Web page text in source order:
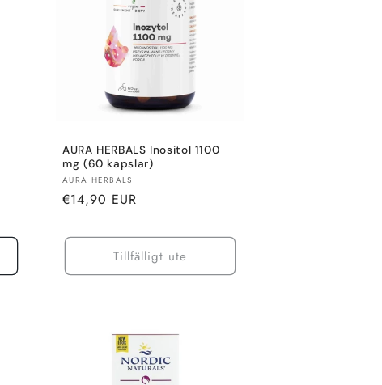
AURA HERBALS Inositol 1100
mg (60 kapslar)
Säljare:
AURA HERBALS
Normalt
€14,90 EUR
Tillfälligt ute